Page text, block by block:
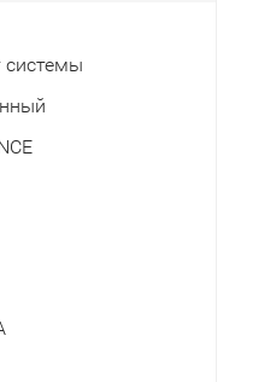
системы